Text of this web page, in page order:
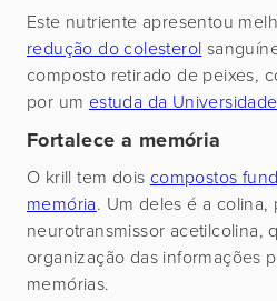
Este nutriente apresentou
redução do colesterol
composto retirado de peixes,
por um estuda da
Fortalece a memória
O krill tem dois compostos
memória. Um deles é a colina,
neurotransmissor acetilcolina,
organização das informações
memórias.